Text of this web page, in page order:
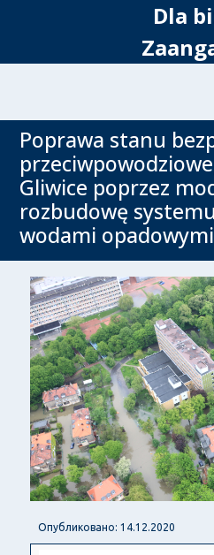
Dla
Poprawa stanu
Gliwice poprzez
rozbudowę
wodami opadowymi
Опубликовано: 14.12.2020